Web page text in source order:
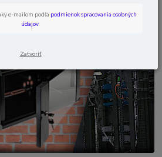
e-mailom podľa podmienok spracovania osobných
údajov.
Zatvoriť